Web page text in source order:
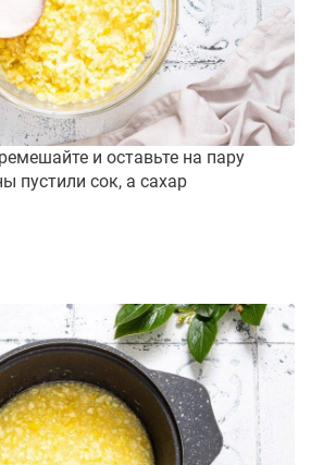
и оставьте на пару
пустили сок, а сахар